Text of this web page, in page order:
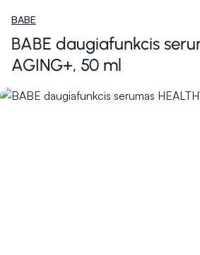
BABE
BABE daugiafunkcis
AGING+, 50 ml